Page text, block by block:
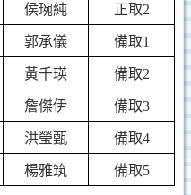
侯琬純 正取2
郭承儀 備取1
黃千瑛 備取2
詹傑伊 備取3
洪瑩甄 備取4
楊雅筑 備取5